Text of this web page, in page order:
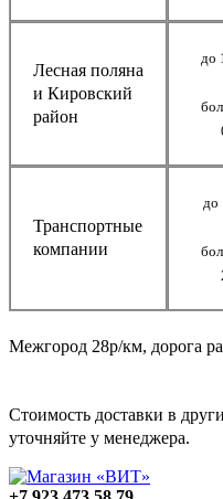
Лесная поляна
и Кировский
район
до
Транспортные
компании
до
Межгород 28р/км, дорога
Стоимость доставки в
уточняйте у менеджера.